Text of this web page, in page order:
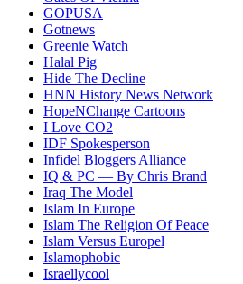
GOPUSA
Gotnews
Greenie Watch
Halal Pig
Hide The Decline
HNN History News Network
HopeNChange Cartoons
I Love CO2
IDF Spokesperson
Infidel Bloggers Alliance
IQ & PC — By Chris Brand
Iraq The Model
Islam In Europe
Islam The Religion Of Peace
Islam Versus Europel
Islamophobic
Israellycool